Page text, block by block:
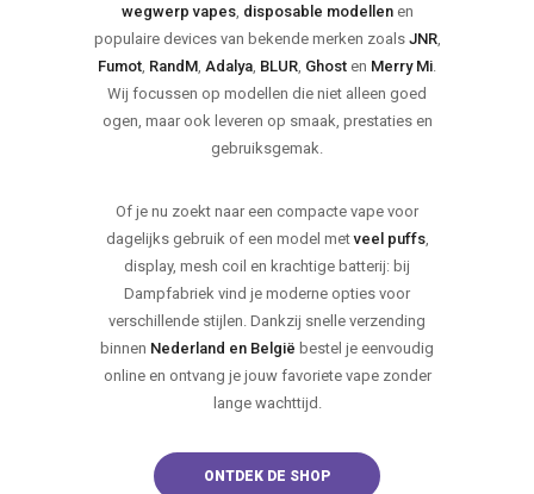
wegwerp vapes, disposable modellenen
populaire devices van bekende merken zoals JNR,
Fumot RandM Adalya BLUR Ghost en Merry Mi
Wij focussen op modellen die niet alleen goed
ogen, maar ook leveren op smaak, prestaties en
gebruiksgemak.
Of je nu zoekt naar een compacte vape voor
dagelijks gebruik of een model metveel puffs,
display, mesh coil en krachtige batterij: bij
Dampfabriek vind je moderne opties voor
verschillende stijlen. Dankzij snelle verzending
binnen Nederland en België bestel je eenvoudig
online en ontvang je jouw favoriete vape zonder
lange wachttijd.
ONTDEK DE SHOP